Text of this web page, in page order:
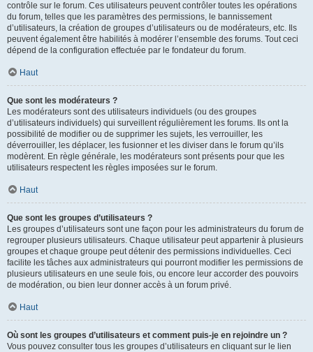
contrôle sur le forum. Ces utilisateurs peuvent contrôler toutes les opérations
du forum, telles que les paramètres des permissions, le bannissement
d’utilisateurs, la création de groupes d’utilisateurs ou de modérateurs, etc. Ils
peuvent également être habilités à modérer l’ensemble des forums. Tout ceci
dépend de la configuration effectuée par le fondateur du forum.
Haut
Que sont les modérateurs ?
Les modérateurs sont des utilisateurs individuels (ou des groupes
d’utilisateurs individuels) qui surveillent régulièrement les forums. Ils ont la
possibilité de modifier ou de supprimer les sujets, les verrouiller, les
déverrouiller, les déplacer, les fusionner et les diviser dans le forum qu’ils
modèrent. En règle générale, les modérateurs sont présents pour que les
utilisateurs respectent les règles imposées sur le forum.
Haut
Que sont les groupes d’utilisateurs ?
Les groupes d’utilisateurs sont une façon pour les administrateurs du forum de
regrouper plusieurs utilisateurs. Chaque utilisateur peut appartenir à plusieurs
groupes et chaque groupe peut détenir des permissions individuelles. Ceci
facilite les tâches aux administrateurs qui pourront modifier les permissions de
plusieurs utilisateurs en une seule fois, ou encore leur accorder des pouvoirs
de modération, ou bien leur donner accès à un forum privé.
Haut
Où sont les groupes d’utilisateurs et comment puis-je en rejoindre un ?
Vous pouvez consulter tous les groupes d’utilisateurs en cliquant sur le lien